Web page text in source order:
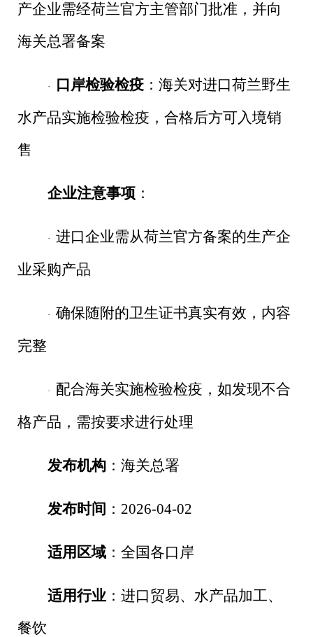
产企业需经荷兰官方主管部门批准，并向
海关总署备案
· 口岸检验检疫：海关对进口荷兰野生
水产品实施检验检疫，合格后方可入境销
售
企业注意事项：
· 进口企业需从荷兰官方备案的生产企
业采购产品
· 确保随附的卫生证书真实有效，内容
完整
·
配合海关实施检验检疫，如发现不合
格产品，需按要求进行处理
发布机构：海关总署
发布时间 ： 2026-04-02
适用区域：全国各口岸
适用行业：进口贸易、水产品加工、
餐饮